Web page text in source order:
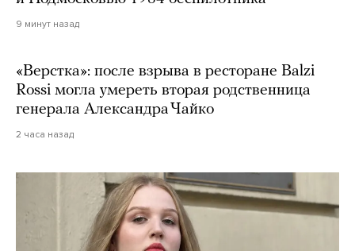
9 минут назад
«Верстка»: после взрыва в ресторане Balzi
Rossi могла умереть вторая родственница
генерала Александра Чайко
2 часа назад